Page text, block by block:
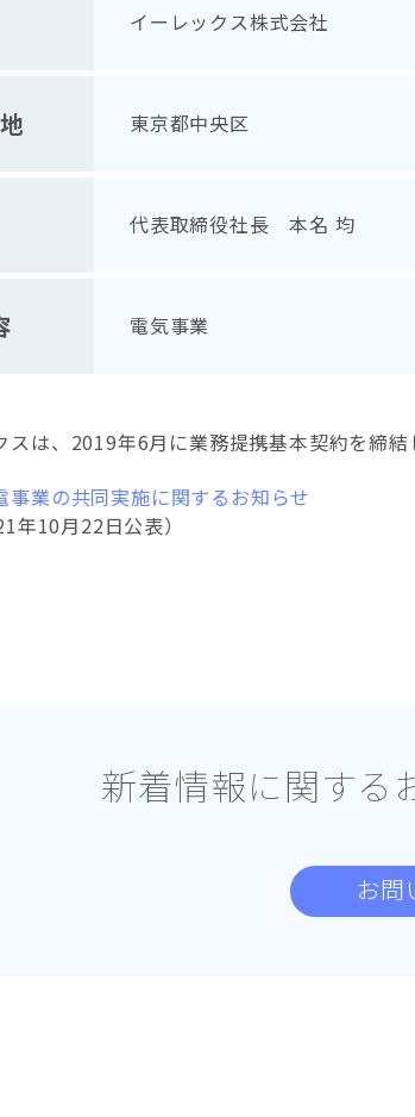
イーレックス株式会社
東京都中央区
代表取締役社長 本名 均
電気事業
は、2019年6月に業務提携基本契約を締結
事業の共同実施に関するお知らせ
年10月22日公表）
新着情報に関する
お問